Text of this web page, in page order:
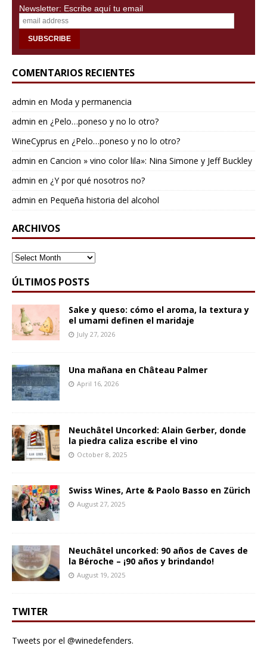
Newsletter: Escribe aquí tu email
COMENTARIOS RECIENTES
admin en Moda y permanencia
admin en ¿Pelo…poneso y no lo otro?
WineCyprus en ¿Pelo…poneso y no lo otro?
admin en Cancion » vino color lila»: Nina Simone y Jeff Buckley
admin en ¿Y por qué nosotros no?
admin en Pequeña historia del alcohol
ARCHIVOS
ARCHIVOS
ÚLTIMOS POSTS
Sake y queso: cómo el aroma, la textura y
el umami definen el maridaje
July 27, 2026
Una mañana en Château Palmer
April 16, 2026
Neuchâtel Uncorked: Alain Gerber, donde
la piedra caliza escribe el vino
October 8, 2025
Swiss Wines, Arte & Paolo Basso en Zürich
August 27, 2025
Neuchâtel uncorked: 90 años de Caves de
la Béroche – ¡90 años y brindando!
August 19, 2025
TWITER
Tweets por el @winedefenders.